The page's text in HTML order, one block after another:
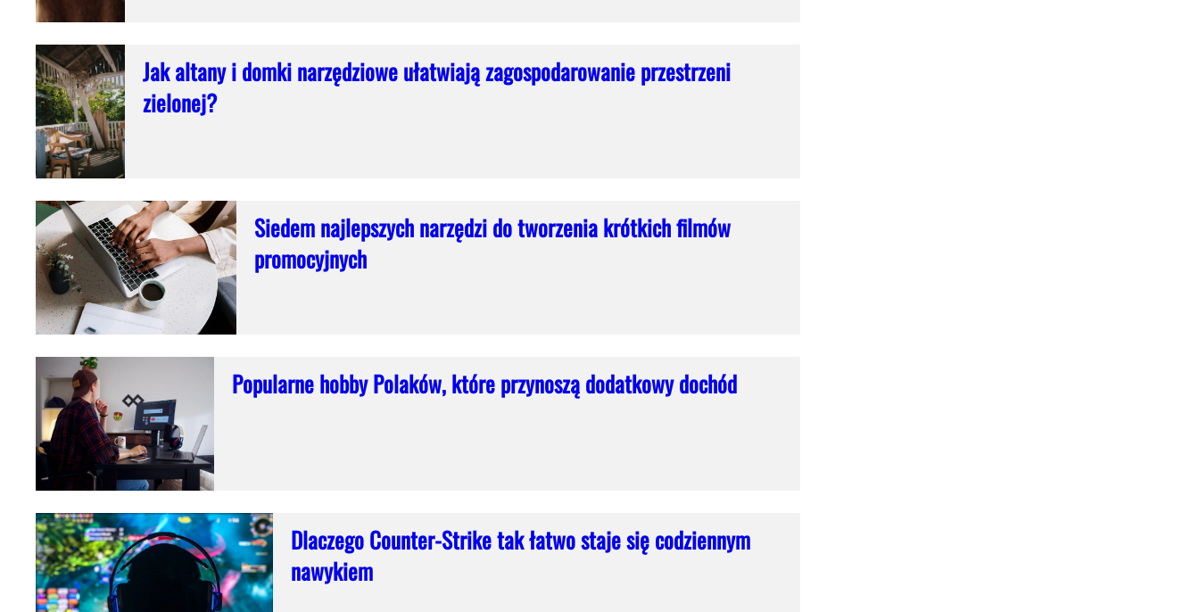
Jak altany i domki narzędziowe ułatwiają zagospodarowanie przestrzeni
zielonej?
Siedem najlepszych narzędzi do tworzenia krótkich filmów
promocyjnych
Popularne hobby Polaków, które przynoszą dodatkowy dochód
Dlaczego Counter-Strike tak łatwo staje się codziennym
nawykiem